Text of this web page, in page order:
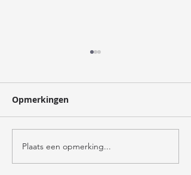
verzorger
Opmerkingen
Plaats een opmerking...